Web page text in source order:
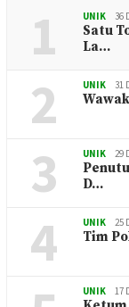
1 UNIK 36
Satu
La…
2 UNIK 31
3 UNIK 29
D…
4 UNIK 25
Tim
UNIK 17